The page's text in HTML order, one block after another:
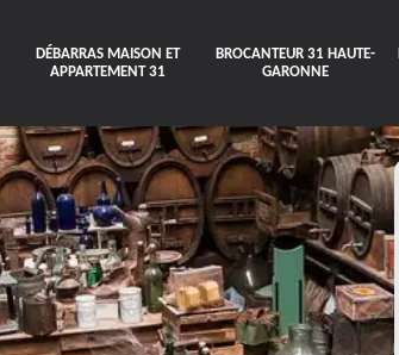
DÉBARRAS MAISON ET
APPARTEMENT 31
BROCANTEUR 31 HAUTE-
GARONNE